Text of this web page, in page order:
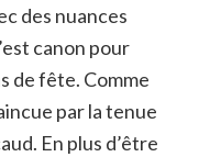
des nuances
canon pour
de fête. Comme
par la tenue
En plus d’être